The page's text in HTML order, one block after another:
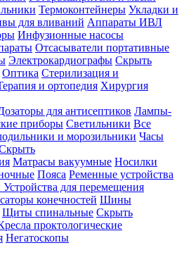
Термоконтейнеры Укладки и
для вливаний Аппараты ИВЛ
Инфузионные насосы
Отсасыватели портативные
Электрокардиографы Скрыть
Оптика Стерилизация и
и ортопедия Хирургия
для антисептиков Лампы-
приборы Светильники Все
и морозильники Часы
Матрасы вакуумные Носилки
Пояса Ременные устройства
Устройства для перемещения
конечностей Шины
Щиты спинальные Скрыть
проктологические
Негатоскопы